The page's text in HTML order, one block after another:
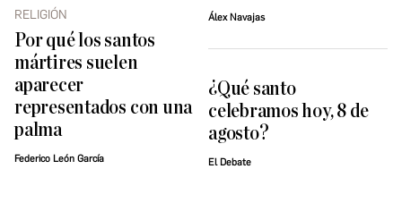
RELIGIÓN
Por qué los santos
mártires suelen
aparecer
representados con una
palma
Federico León García
Álex Navajas
¿Qué santo
celebramos hoy, 8 de
agosto?
El Debate